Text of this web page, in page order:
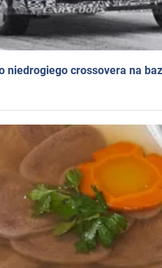
niedrogiego crossovera na